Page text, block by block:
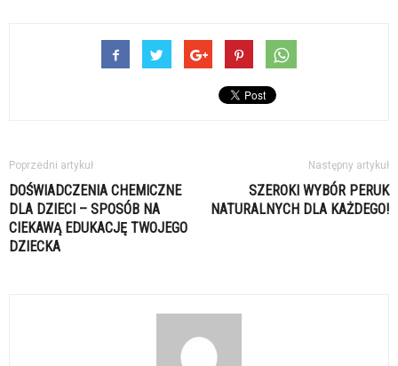
Poprzedni artykuł
DOŚWIADCZENIA CHEMICZNE
DLA DZIECI – SPOSÓB NA
CIEKAWĄ EDUKACJĘ TWOJEGO
DZIECKA
Następny artykuł
SZEROKI WYBÓR PERUK
NATURALNYCH DLA KAŻDEGO!